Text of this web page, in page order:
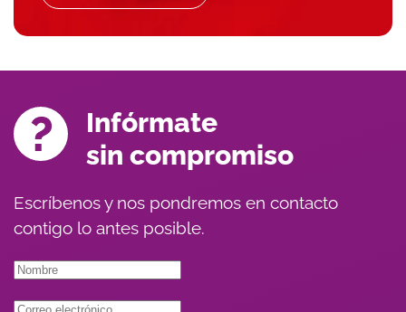
Infórmate
sin compromiso
Escríbenos y nos pondremos en contacto
contigo lo antes posible.